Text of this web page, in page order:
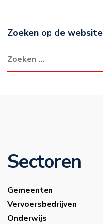
Zoeken op de website
Sectoren
Gemeenten
Vervoersbedrijven
Onderwijs